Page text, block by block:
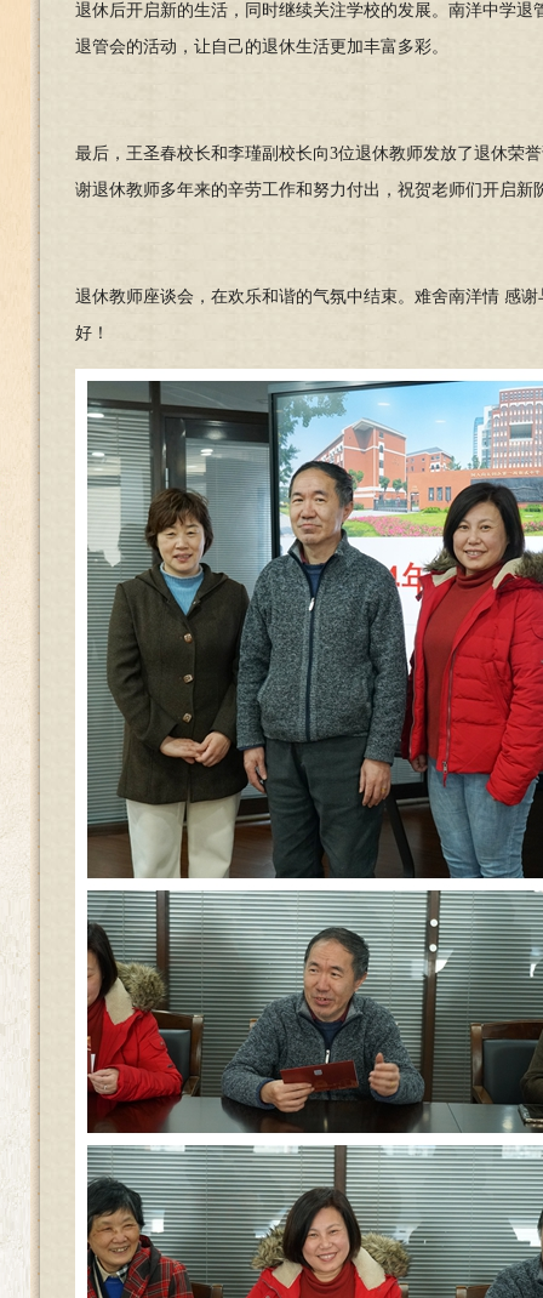
退休后开启新的生活，同时继续关注学校的发展。南洋中学
退管会的活动，让自己的退休生活更加丰富多彩。
最后，王圣春校长和李瑾副校长向3位退休教师发放了退休荣
谢退休教师多年来的辛劳工作和努力付出，祝贺老师们开启
退休教师座谈会，在欢乐和谐的气氛中结束。难舍南洋情 感
好！